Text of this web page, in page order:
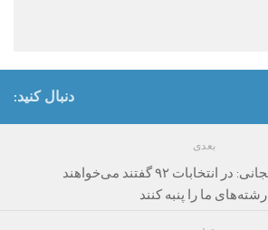
دنبال کنید:
بعدی
هاشمی رفسنجانی: در انتخابات ۹۲ گفتند می‌خواهند
رشته‌های ما را پنبه کنند